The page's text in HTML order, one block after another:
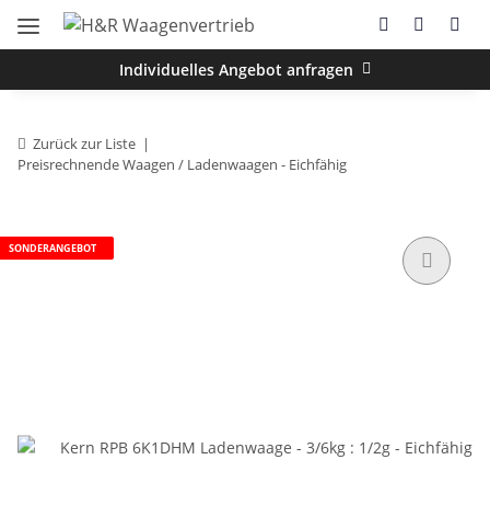
Individuelles Angebot anfragen
Zurück zur Liste
Preisrechnende Waagen / Ladenwaagen - Eichfähig
SONDERANGEBOT